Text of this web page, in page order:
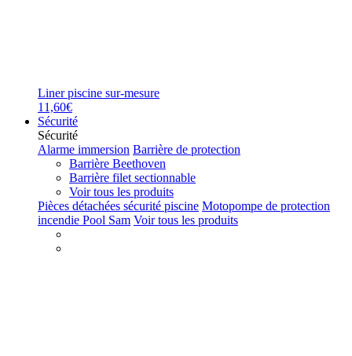
Liner piscine sur-mesure
11,60€
Sécurité
Sécurité
Alarme immersion Barrière de protection
Barrière Beethoven
Barrière filet sectionnable
Voir tous les produits
Pièces détachées sécurité piscine Motopompe de protection
incendie Pool Sam Voir tous les produits